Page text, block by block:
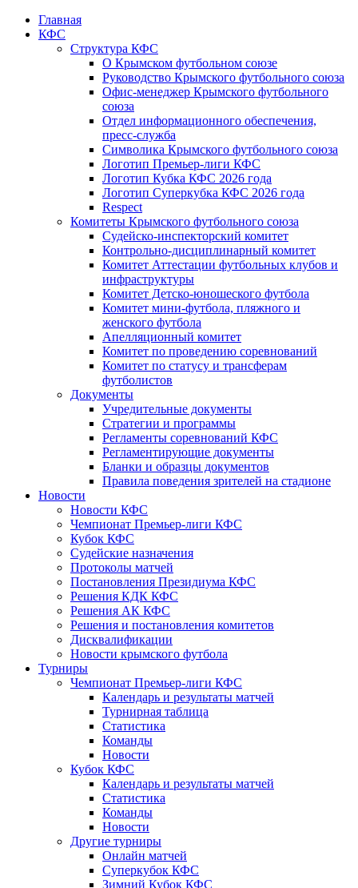
Главная
КФС
Структура КФС
О Крымском футбольном союзе
Руководство Крымского футбольного союза
Офис-менеджер Крымского футбольного
союза
Отдел информационного обеспечения,
пресс-служба
Символика Крымского футбольного союза
Логотип Премьер-лиги КФС
Логотип Кубка КФС 2026 года
Логотип Суперкубка КФС 2026 года
Respect
Комитеты Крымского футбольного союза
Судейско-инспекторский комитет
Контрольно-дисциплинарный комитет
Комитет Аттестации футбольных клубов и
инфраструктуры
Комитет Детско-юношеского футбола
Комитет мини-футбола, пляжного и
женского футбола
Апелляционный комитет
Комитет по проведению соревнований
Комитет по статусу и трансферам
футболистов
Документы
Учредительные документы
Стратегии и программы
Регламенты соревнований КФС
Регламентирующие документы
Бланки и образцы документов
Правила поведения зрителей на стадионе
Новости
Новости КФС
Чемпионат Премьер-лиги КФС
Кубок КФС
Судейские назначения
Протоколы матчей
Постановления Президиума КФС
Решения КДК КФС
Решения АК КФС
Решения и постановления комитетов
Дисквалификации
Новости крымского футбола
Турниры
Чемпионат Премьер-лиги КФС
Календарь и результаты матчей
Турнирная таблица
Статистика
Команды
Новости
Кубок КФС
Календарь и результаты матчей
Статистика
Команды
Новости
Другие турниры
Онлайн матчей
Суперкубок КФС
Зимний Кубок КФС